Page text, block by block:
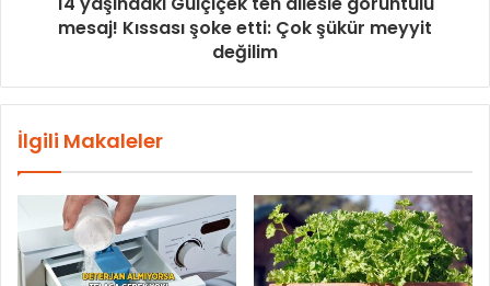
mesaj! Kıssası şoke etti: Çok şükür meyyit
değilim
İlgili Makaleler